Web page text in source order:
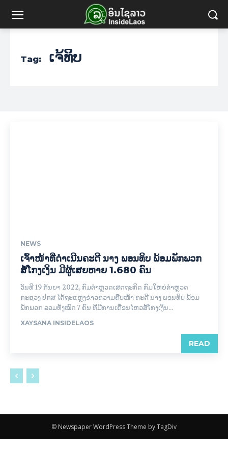
Tag: ເຈ້ທິບ
NEWS
ເຈົ້າໜ້າທີ່ດຳເນີນຄະດີ ນາງ ພອນທິບ ພ້ອມພັກພວກ
ສໍ້ໂກງເງິນ ມີຜູ້ເສຍຫາຍ 1.680 ຄົນ
ວັນທີ 19 ກັນຍາ 2022, ກົມຕໍາຫຼວດເສດຖະກິດ ກົມໃຫຍ່ຕໍາຫຼວດ
ກະຊວງ ປກສ ໄດ້ຖະແຫຼງຂ່າວຄວາມຄືບໜ້າ ຄະດີ ນາງ ພອນທິບ ພ້ອມ
ພັກພວກ ລວມທັງໝົດ 7 ຄົນ ທີ່ມີການເຄື່ອນໄຫວສໍ້ໂກງເງິນ...
XAYSANA INSIDELAOS
READ
© Newspaper WordPress Theme by TagDiv